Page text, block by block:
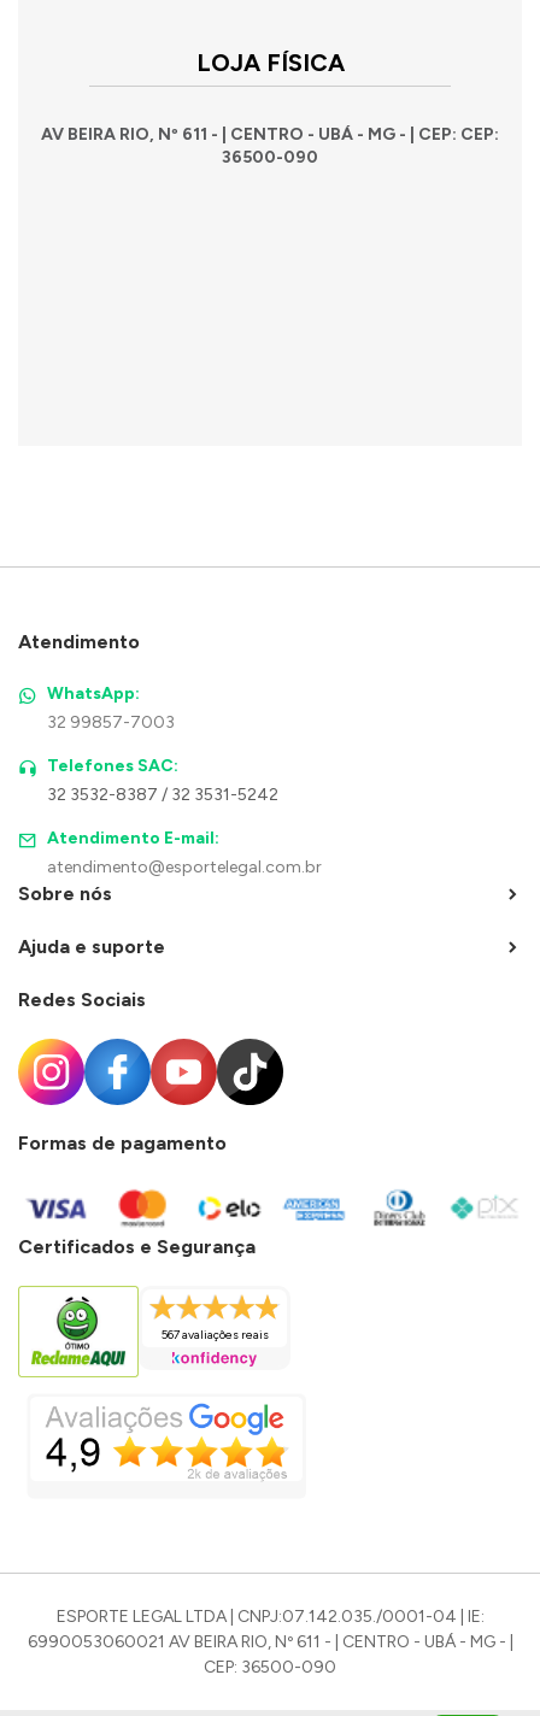
LOJA FÍSICA
AV BEIRA RIO, Nº 611 - | CENTRO - UBÁ - MG - | CEP: CEP:
36500-090
Atendimento
WhatsApp:
32 99857-7003
Telefones SAC:
32 3532-8387 / 32 3531-5242
Atendimento E-mail:
atendimento@esportelegal.com.br
Sobre nós
Ajuda e suporte
Redes Sociais
Formas de pagamento
Certificados e Segurança
567 avaliações reais
ESPORTE LEGAL LTDA | CNPJ:07.142.035./0001-04 | IE:
6990053060021 AV BEIRA RIO, Nº 611 - | CENTRO - UBÁ - MG - |
CEP: 36500-090